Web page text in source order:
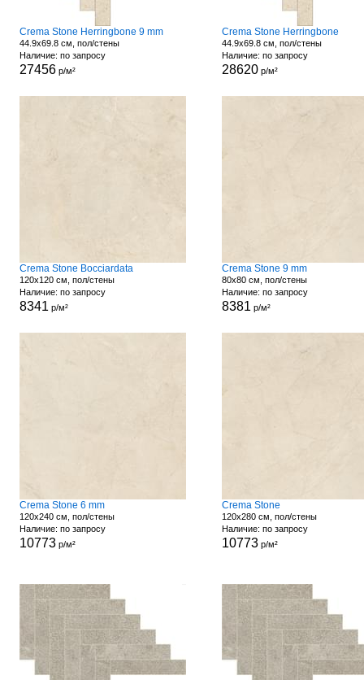
Crema Stone Herringbone 9 mm
44.9x69.8 см, пол/стены
Наличие: по запросу
27456р/м²
Crema Stone Herringbone
44.9x69.8 см, пол/стены
Наличие: по запросу
28620р/м²
Crema Stone Bocciardata
120x120 см, пол/стены
Наличие: по запросу
8341 р/м²
Crema Stone 9 mm
80x80 см, пол/стены
Наличие: по запросу
8381 р/м²
Crema Stone 6 mm
120x240 см, пол/стены
Наличие: по запросу
10773р/м²
Crema Stone
120x280 см, пол/стены
Наличие: по запросу
10773р/м²